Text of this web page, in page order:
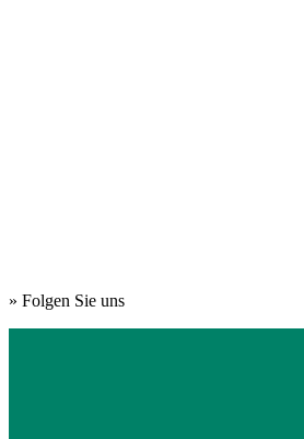
» Folgen Sie uns